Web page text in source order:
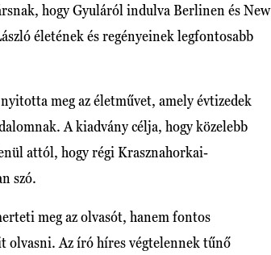
hogy Gyuláról indulva Berlinen és New
életének és regényeinek legfontosabb
meg az életművet, amely évtizedek
A kiadvány célja, hogy közelebb
attól, hogy régi Krasznahorkai-
szó.
meg az olvasót, hanem fontos
olvasni. Az író híres végtelennek tűnő